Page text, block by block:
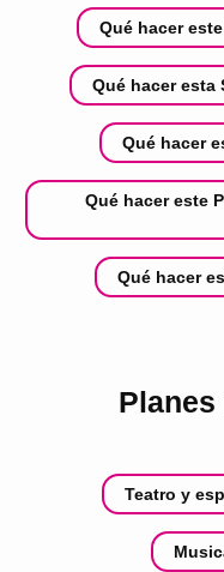
Qué hacer
Qué hacer esta
Qué hacer
Qué hacer este
Qué hacer
Teatro y